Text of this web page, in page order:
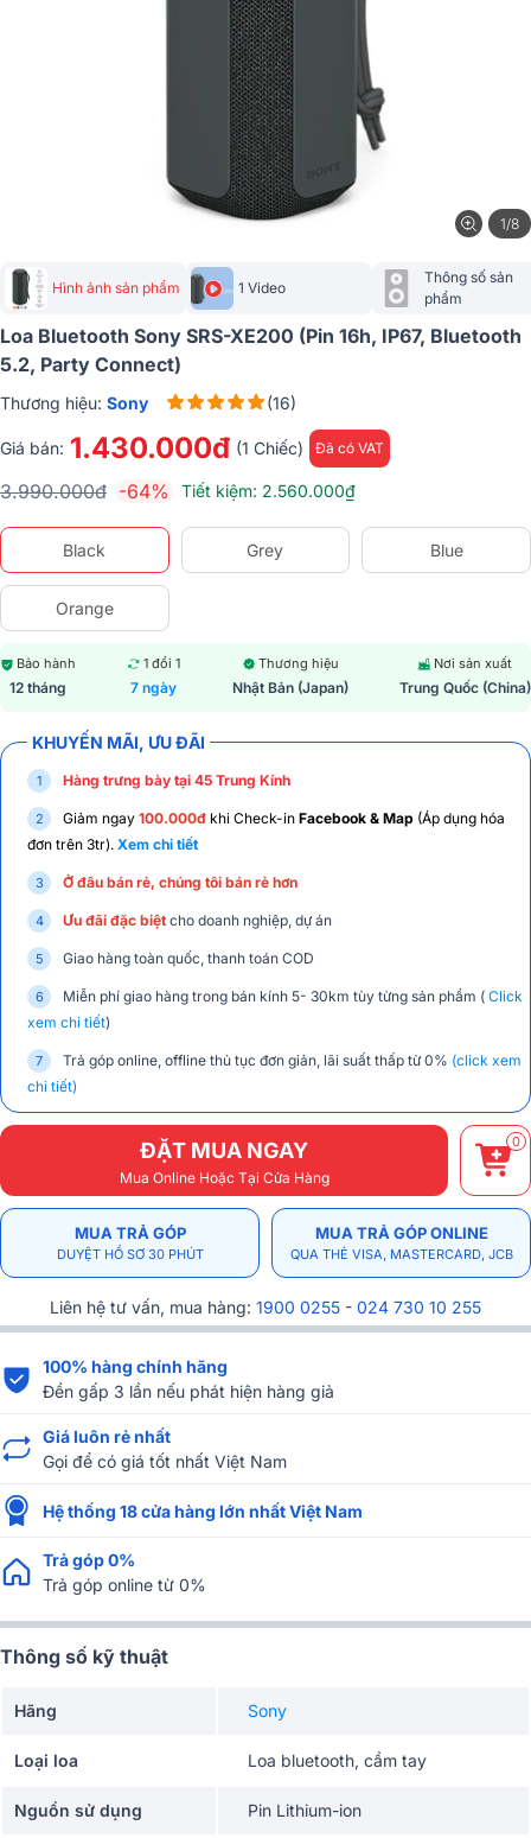
1/8
Hình ảnh sản phẩm 1 Video
Thông số sản
phẩm
Loa Bluetooth Sony SRS-XE200 (Pin 16h, IP67, Bluetooth
5.2, Party Connect)
Thương hiệu: Sony (16)
Giá bán: 1.430.000đ (1 Chiếc) Đã có VAT
3.990.000đ -64% Tiết kiệm: 2.560.000₫
Black Grey Blue
Orange
Bảo hành
12 tháng
1 đổi 1
7 ngày
Thương hiệu
Nhật Bản (Japan)
Nơi sản xuất
Trung Quốc (China)
KHUYẾN MÃI, ƯU ĐÃI
Hàng trưng bày tại 45 Trung Kính
Giảm ngay 100.000đ khi Check-in Facebook & Map (Áp dụng hóa
đơn trên 3tr). Xem chi tiết
Ở đâu bán rẻ, chúng tôi bán rẻ hơn
Ưu đãi đặc biệt cho doanh nghiệp, dự án
Giao hàng toàn quốc, thanh toán COD
Miễn phí giao hàng trong bán kính 5- 30km tùy từng sản phẩm ( Click
xem chi tiết)
Trả góp online, offline thủ tục đơn giản, lãi suất thấp từ 0% (click xem
chi tiết)
ĐẶT MUA NGAY
Mua Online Hoặc Tại Cửa Hàng
0
MUA TRẢ GÓP
DUYỆT HỒ SƠ 30 PHÚT
MUA TRẢ GÓP ONLINE
QUA THẺ VISA, MASTERCARD, JCB
Liên hệ tư vấn, mua hàng: 1900 0255 - 024 730 10 255
100% hàng chính hãng
Đền gấp 3 lần nếu phát hiện hàng giả
Giá luôn rẻ nhất
Gọi để có giá tốt nhất Việt Nam
Hệ thống 18 cửa hàng lớn nhất Việt Nam
Trả góp 0%
Trả góp online từ 0%
Thông số kỹ thuật
Hãng Sony
Loại loa Loa bluetooth, cầm tay
Nguồn sử dụng Pin Lithium-ion